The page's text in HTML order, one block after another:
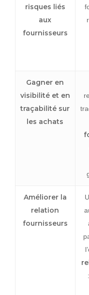
risques liés
aux
fournisseurs
Gagner en
visibilité et en
traçabilité sur
les achats
Améliorer la
relation
fournisseurs